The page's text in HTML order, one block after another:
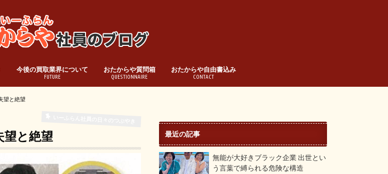
今後の買取業界について
FUTURE
おたからや質問箱
QUESTIONNAIRE
おたからや自由書込み
CONTACT
望と絶望
望と絶望 最近の記事
無能が大好きブラック企業 出世とい
う言葉で縛られる危険な構造